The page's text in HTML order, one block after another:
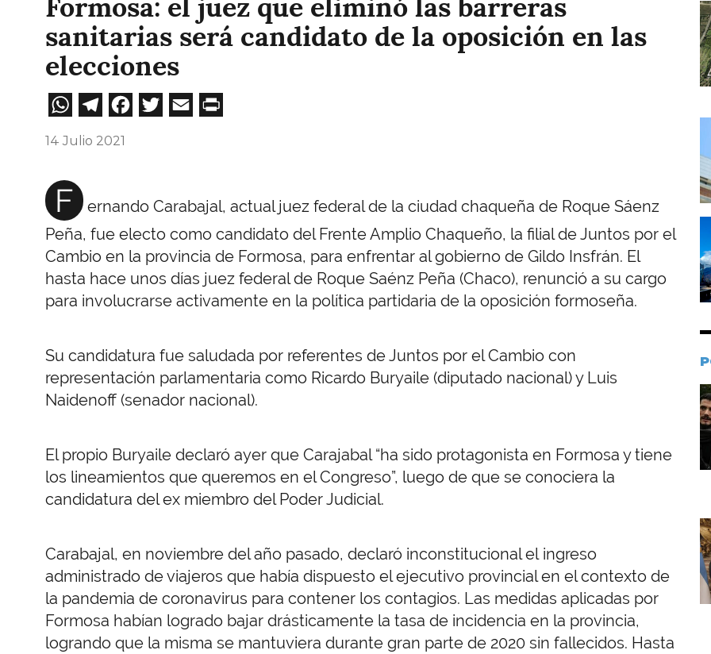
Formosa: el juez que eliminó las barreras
sanitarias será candidato de la oposición en las
elecciones
WhatsApp
Telegram
Facebook
Twitter
Email
14 Julio 2021
F
ernando Carabajal, actual juez federal de la ciudad chaqueña de Roque Sáenz
Peña, fue electo como candidato del Frente Amplio Chaqueño, la filial de Juntos por el
Cambio en la provincia de Formosa, para enfrentar al gobierno de Gildo Insfrán. El
hasta hace unos días juez federal de Roque Saénz Peña (Chaco), renunció a su cargo
para involucrarse activamente en la política partidaria de la oposición formoseña.
Su candidatura fue saludada por referentes de Juntos por el Cambio con
representación parlamentaria como Ricardo Buryaile (diputado nacional) y Luis
Naidenoff (senador nacional).
El propio Buryaile declaró ayer que Carajabal “ha sido protagonista en Formosa y tiene
los lineamientos que queremos en el Congreso”, luego de que se conociera la
candidatura del ex miembro del Poder Judicial.
Carabajal, en noviembre del año pasado, declaró inconstitucional el ingreso
administrado de viajeros que había dispuesto el ejecutivo provincial en el contexto de
la pandemia de coronavirus para contener los contagios. Las medidas aplicadas por
Formosa habían logrado bajar drásticamente la tasa de incidencia en la provincia,
logrando que la misma se mantuviera durante gran parte de 2020 sin fallecidos. Hasta